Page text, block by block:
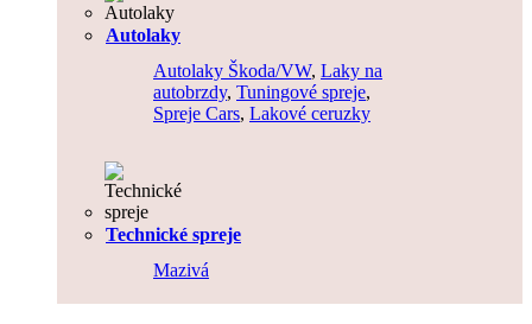
Autolaky
Autolaky Škoda/VW, Laky na
autobrzdy, Tuningové spreje,
Spreje Cars, Lakové ceruzky
Technické spreje
Mazivá